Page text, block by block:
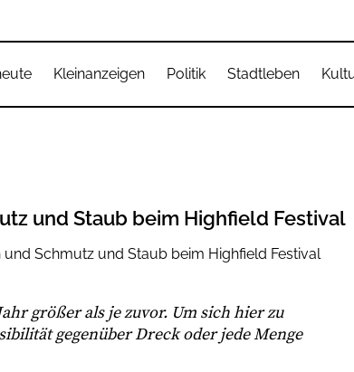
Kleinanzeigen Politik Stadtleben
und Staub beim Highfield Festival
größer als je zuvor. Um sich hier zu
gegenüber Dreck oder jede Menge